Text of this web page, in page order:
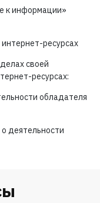
к информации»
ресурсах
своей
ресурсах:
обладателя
деятельности